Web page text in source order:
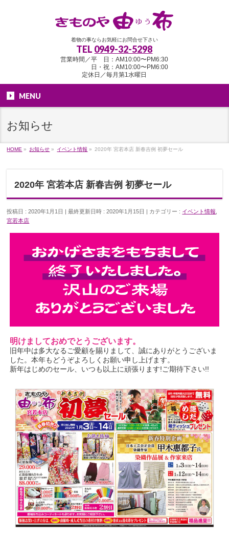
着物の事ならお気軽にお問合せ下さい
TEL 0949-32-5298
営業時間／平 日：AM10:00〜PM6:30
日・祝：AM10:00〜PM6:00
定休日／毎月第1水曜日
MENU
お知らせ
HOME » お知らせ » イベント情報 » 2020年 宮若本店 新春吉例 初夢セール
2020年 宮若本店 新春吉例 初夢セール
投稿日 : 2020年1月1日 最終更新日時 : 2020年1月15日 カテゴリー : イベント情報
宮若本店
明けましておめでとうございます。
旧年中は多大なるご愛顧を賜りまして、誠にありがとうございま
した。本年もどうぞよろしくお願い申し上げます。
新年はじめのセール、いつも以上に頑張ります!ご期待下さい!!